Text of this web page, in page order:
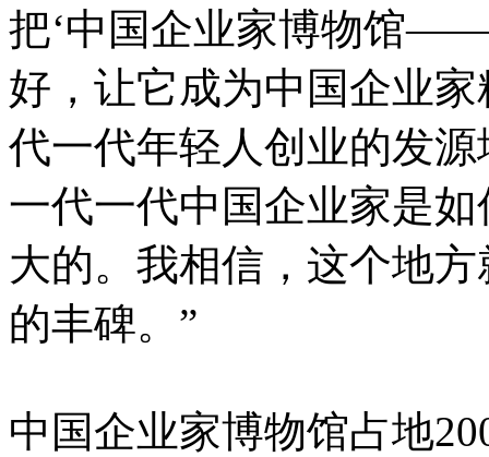
把‘中国企业家博物馆
好，让它成为中国企业
代一代年轻人创业的发
一代一代中国企业家是
大的。我相信，这个地
的丰碑。”
中国企业家博物馆占地